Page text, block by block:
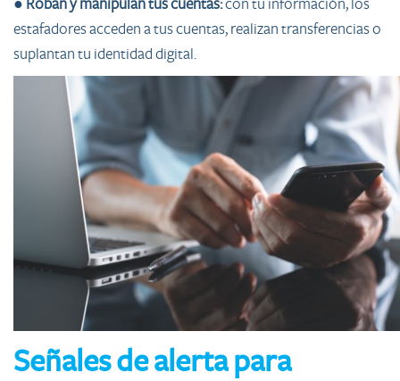
● Roban y manipulan tus cuentas:con tu información, los
estafadores acceden a tus cuentas, realizan transferencias o
suplantan tu identidad digital.
Señales de alerta para